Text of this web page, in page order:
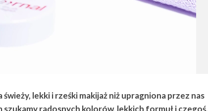
lekki i rześki makijaż niż upragniona przez nas
radosnych kolorów, lekkich formuł i czegoś,